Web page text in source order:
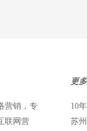
营销，专
联网营
更
10
苏